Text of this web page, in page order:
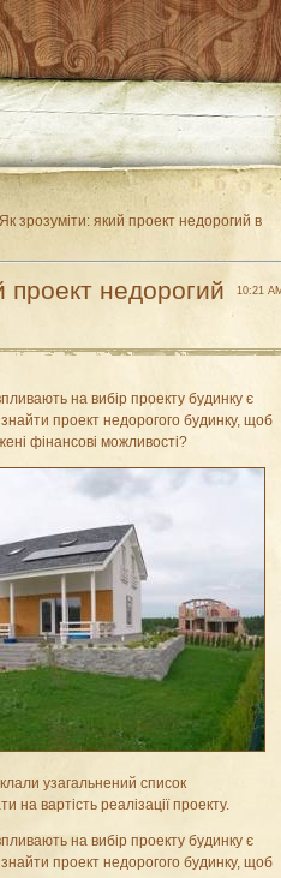
зрозуміти: який проект недорогий в
10:21 AM
проект недорогий
на вибір проекту будинку є
знайти проект недорогого будинку, щоб
фінансові можливості?
узагальнений список
на вартість реалізації проекту.
на вибір проекту будинку є
знайти проект недорогого будинку, щоб